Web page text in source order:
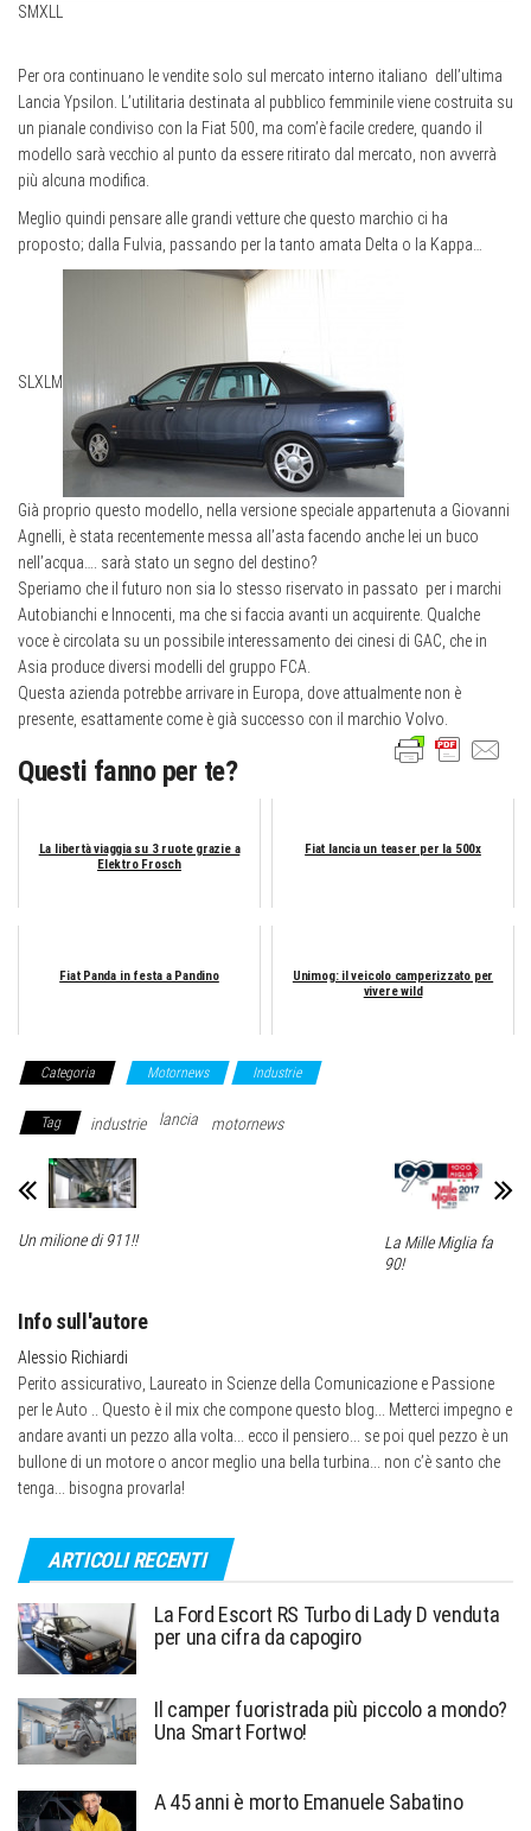
SMXL
Per ora continuano le vendite solo sul mercato interno italiano dell’ultima
Lancia Ypsilon. L’utilitaria destinata al pubblico femminile viene costruita su
un pianale condiviso con la Fiat 500, ma com’è facile credere, quando il
modello sarà vecchio al punto da essere ritirato dal mercato, non avverrà
più alcuna modifica.
Meglio quindi pensare alle grandi vetture che questo marchio ci ha
proposto; dalla Fulvia, passando per la tanto amata Delta o la Kappa…
SL XL M
Già proprio questo modello, nella versione speciale appartenuta a Giovanni
Agnelli, è stata recentemente messa all’asta facendo anche lei un buco
nell’acqua…. sarà stato un segno del destino?
Speriamo che il futuro non sia lo stesso riservato in passato per i marchi
Autobianchi e Innocenti, ma che si faccia avanti un acquirente. Qualche
voce è circolata su un possibile interessamento dei cinesi di GAC, che in
Asia produce diversi modelli del gruppo FCA.
Questa azienda potrebbe arrivare in Europa, dove attualmente non è
presente, esattamente come è già successo con il marchio Volvo.
Questi fanno per te?
La libertà viaggia su 3 ruote grazie a
Elektro Frosch
Fiat lancia un teaser per la 500x
Fiat Panda in festa a Pandino
Unimog: il veicolo camperizzato per
vivere wild
Categoria Motornews Industrie
Tag industrie lancia motornews
Un milione di 911!!
La Mille Miglia fa
90!
Info sull'autore
Alessio Richiardi
Perito assicurativo, Laureato in Scienze della Comunicazione e Passione
per le Auto .. Questo è il mix che compone questo blog... Metterci impegno e
andare avanti un pezzo alla volta... ecco il pensiero... se poi quel pezzo è un
bullone di un motore o ancor meglio una bella turbina... non c’è santo che
tenga... bisogna provarla!
ARTICOLI RECENTI
La Ford Escort RS Turbo di Lady D venduta
per una cifra da capogiro
Il camper fuoristrada più piccolo a mondo?
Una Smart Fortwo!
A 45 anni è morto Emanuele Sabatino